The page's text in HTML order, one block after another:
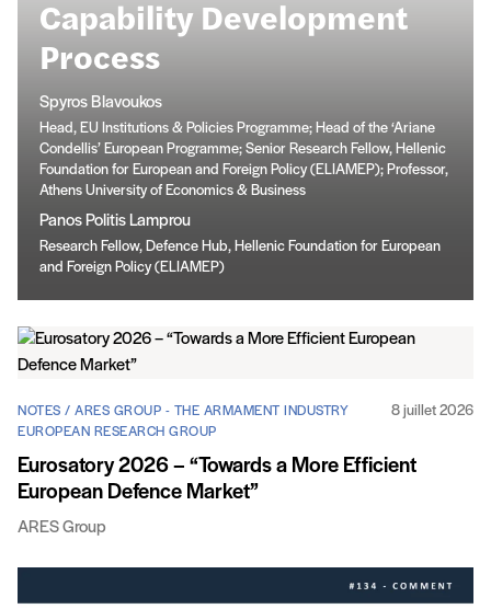
Capability Development
Process
Spyros Blavoukos
Head, EU Institutions & Policies Programme; Head of the ‘Ariane
Condellis’ European Programme; Senior Research Fellow, Hellenic
Foundation for European and Foreign Policy (ELIAMEP); Professor,
Athens University of Economics & Business
Panos Politis Lamprou
Research Fellow, Defence Hub, Hellenic Foundation for European
and Foreign Policy (ELIAMEP)
NOTES / ARES GROUP - THE ARMAMENT INDUSTRY
EUROPEAN RESEARCH GROUP
8 juillet 2026
Eurosatory 2026 – “Towards a More Efficient
European Defence Market”
ARES Group